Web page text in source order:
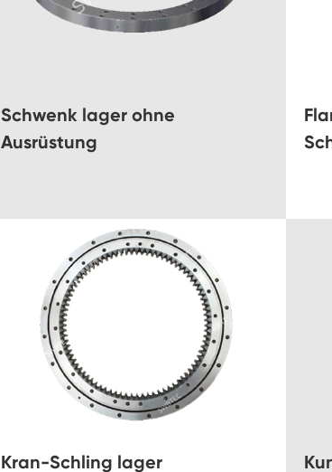
Schwenk lager ohne
Ausrüstung
Kran-Schling lager